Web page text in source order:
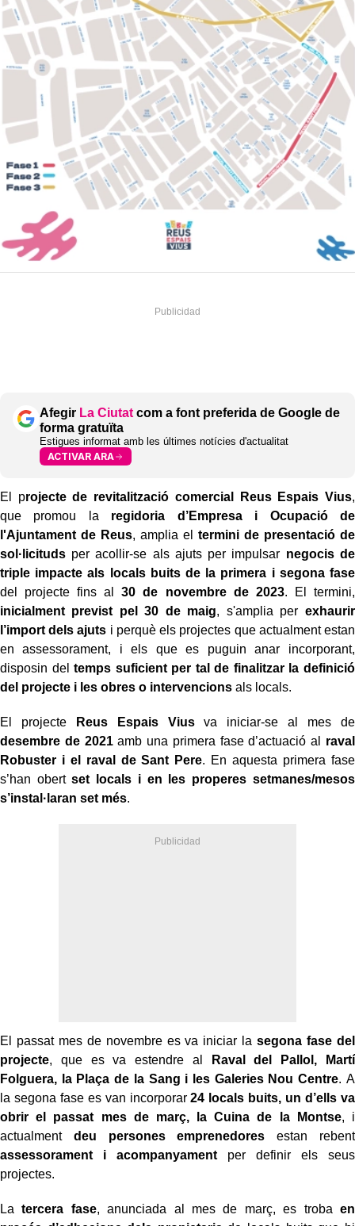
Afegir La Ciutatcom a font preferida de Google de
forma gratuïta
Estigues informat amb les últimes notícies d'actualitat
ACTIVAR ARA
El projecte de revitalització comercial Reus Espais Vius,
que promou la regidoria d’Empresa i Ocupació de
l'Ajuntament de Reus, amplia el termini de presentació de
sol·licituds per acollir-se als ajuts per impulsar negocis de
triple impacte als locals buits de la primera i segona fase
del projecte fins al30 de novembre de 2023. El termini,
inicialment previst pel 30 de maig, s'amplia per exhaurir
l’import dels ajuts i perquè els projectes que actualment estan
en assessorament, i els que es puguin anar incorporant,
disposin deltemps suficient per tal de finalitzar la definició
del projecte i les obres o intervencions als locals.
El projecte Reus Espais Viusva iniciar-se al mes de
desembre de 2021amb una primera fase d’actuació al raval
Robuster i el raval de Sant Pere. En aquesta primera fase
s’han obertset locals i en les properes setmanes/mesos
s’instal·laran set més.
El passat mes de novembre es va iniciar lasegona fase del
projecte, que es va estendre al
Raval del Pallol, Martí
Folguera, la Plaça de la Sang i les Galeries Nou Centre. A
la segona fase es van incorporar24 locals buits, un d’ells va
obrir el passat mes de març, la Cuina de la Montse, i
actualment deu persones emprenedores estan rebent
assessorament i acompanyamentper definir els seus
projectes.
Latercera fase, anunciada al mes de març, es troba en